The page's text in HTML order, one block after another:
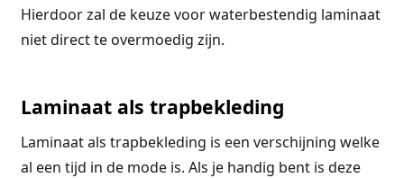
Hierdoor zal de keuze voor waterbestendig laminaat
niet direct te overmoedig zijn.
Laminaat als trapbekleding
Laminaat als trapbekleding is een verschijning welke
al een tijd in de mode is. Als je handig bent is deze